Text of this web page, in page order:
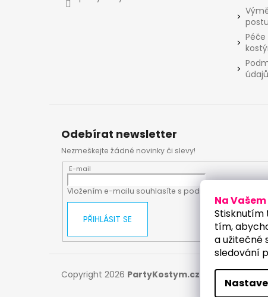
Na
Stisknutím
tím,
a užitečné
sledování
Odebírat newsletter
Nezmeškejte žádné novinky či slevy!
E-mail
Vložením e-mailu souhlasíte s podmínkami ochrany
PŘIHLÁSIT SE
údajů
Copyright 2026 PartyKostym.cz . Všechna